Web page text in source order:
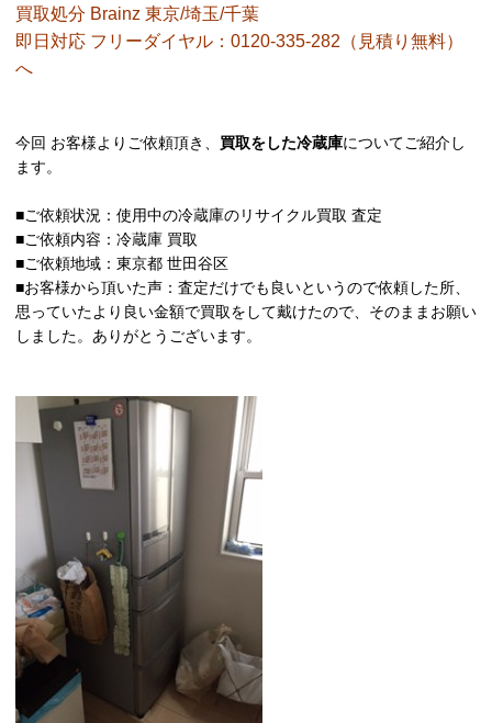
買取処分 Brainz 東京/埼玉/千葉
即日対応 フリーダイヤル：0120-335-282（見積り無料）
へ
今回 お客様よりご依頼頂き、 買取をした冷蔵庫についてご紹介し
ます。
■ご依頼状況：使用中の冷蔵庫のリサイクル買取 査定
■ご依頼内容：冷蔵庫 買取
■ご依頼地域：東京都 世田谷区
■お客様から頂いた声：査定だけでも良いというので依頼した所、
思っていたより良い金額で買取をして戴けたので、そのままお願い
しました。ありがとうございます。